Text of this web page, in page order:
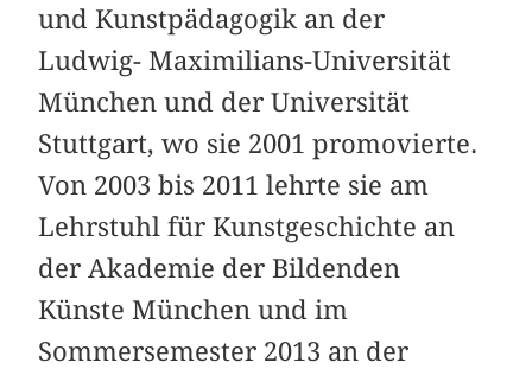
und Kunstpädagogik an der
Ludwig- Maximilians-Universität
München und der Universität
Stuttgart, wo sie 2001 promovierte.
Von 2003 bis 2011 lehrte sie am
Lehrstuhl für Kunstgeschichte an
der Akademie der Bildenden
Künste München und im
Sommersemester 2013 an der